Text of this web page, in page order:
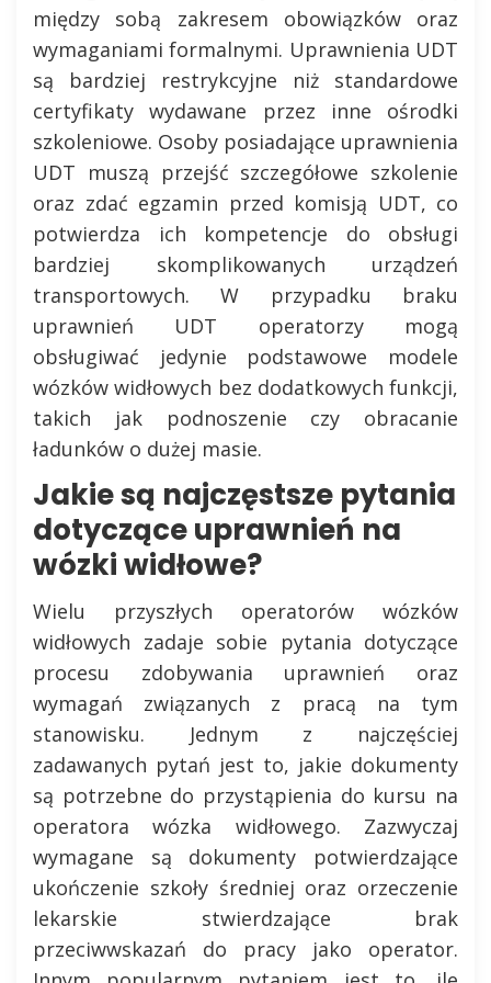
między sobą zakresem obowiązków oraz
wymaganiami formalnymi. Uprawnienia UDT
są bardziej restrykcyjne niż standardowe
certyfikaty wydawane przez inne ośrodki
szkoleniowe. Osoby posiadające uprawnienia
UDT muszą przejść szczegółowe szkolenie
oraz zdać egzamin przed komisją UDT, co
potwierdza ich kompetencje do obsługi
bardziej skomplikowanych urządzeń
transportowych. W przypadku braku
uprawnień UDT operatorzy mogą
obsługiwać jedynie podstawowe modele
wózków widłowych bez dodatkowych funkcji,
takich jak podnoszenie czy obracanie
ładunków o dużej masie.
Jakie są najczęstsze pytania
dotyczące uprawnień na
wózki widłowe?
Wielu przyszłych operatorów wózków
widłowych zadaje sobie pytania dotyczące
procesu zdobywania uprawnień oraz
wymagań związanych z pracą na tym
stanowisku. Jednym z najczęściej
zadawanych pytań jest to, jakie dokumenty
są potrzebne do przystąpienia do kursu na
operatora wózka widłowego. Zazwyczaj
wymagane są dokumenty potwierdzające
ukończenie szkoły średniej oraz orzeczenie
lekarskie stwierdzające brak
przeciwwskazań do pracy jako operator.